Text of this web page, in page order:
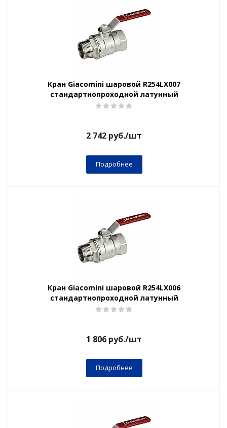
Кран Giacomini шаровой R254LX007
стандартнопроходной латунный
2 742 руб./шт
Подробнее
Кран Giacomini шаровой R254LX006
стандартнопроходной латунный
1 806 руб./шт
Подробнее